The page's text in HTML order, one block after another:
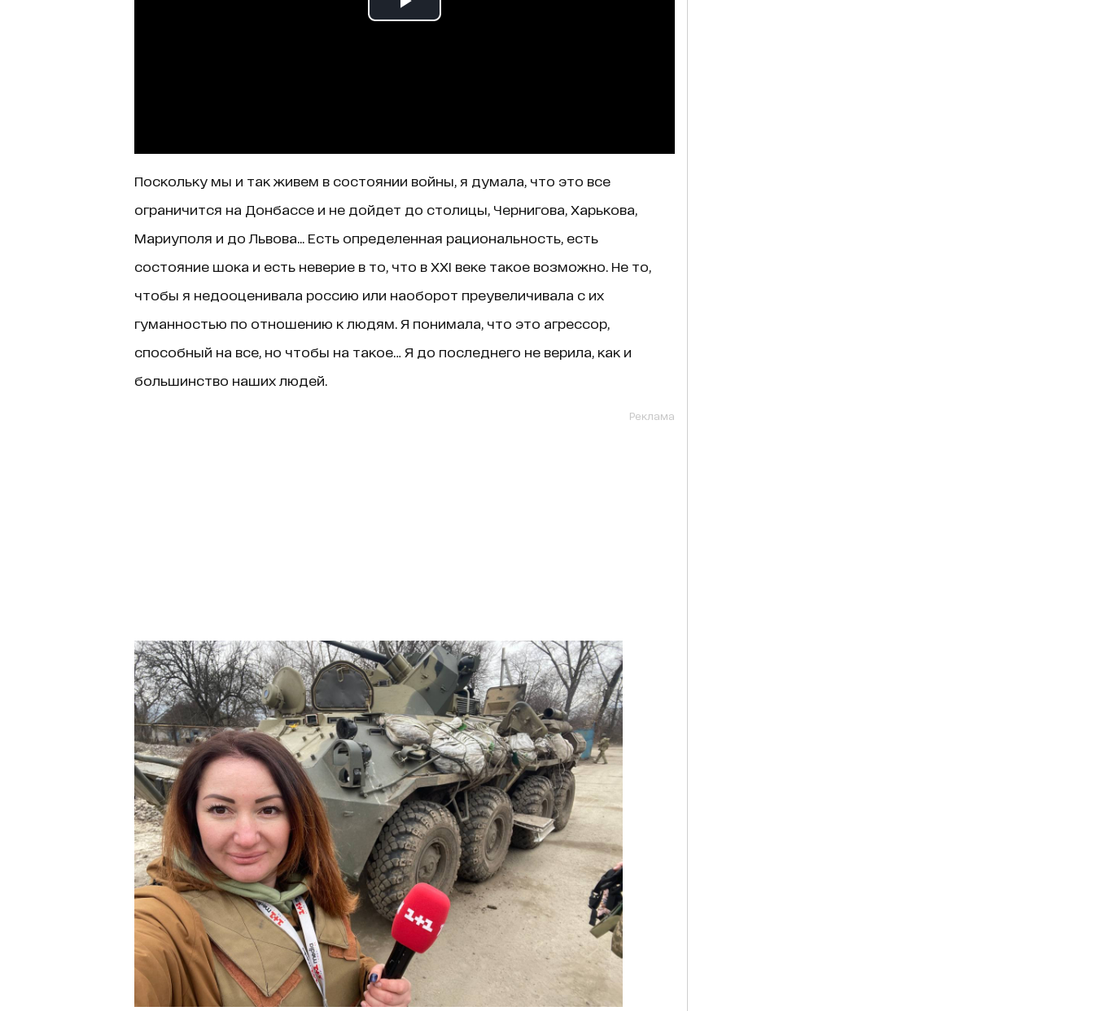
Поскольку мы и так живем в состоянии войны, я думала, что это все
ограничится на Донбассе и не дойдет до столицы, Чернигова, Харькова,
Мариуполя и до Львова... Есть определенная рациональность, есть
состояние шока и есть неверие в то, что в ХХІ веке такое возможно. Не то,
чтобы я недооценивала россию или наоборот преувеличивала с их
гуманностью по отношению к людям. Я понимала, что это агрессор,
способный на все, но чтобы на такое… Я до последнего не верила, как и
большинство наших людей.
Реклама